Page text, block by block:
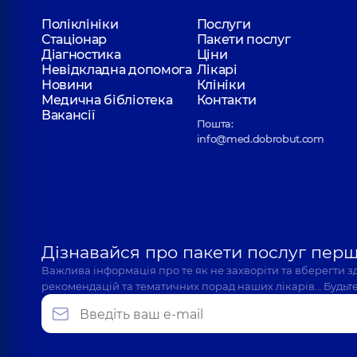
Отоларинголог; Отоларинголог дитячий,
Шукліна Юлія Володимирівна
Олефіренко Надія Миколаївна
Отоларинголог; Отоларинголог дитячий, 5
Поліклініки
Послуги
Стаціонар
Пакети послуг
Діагностика
Ціни
Невідкладна допомога Лікарі
Новини
Клініки
Медична бібліотека
Контакти
Вакансії
Пошта:
info@med.dobrobut.com
Дізнавайся про пакети послуг
Важлива інформація про те як не захворіти та
рекомендацій та тематичних порад наших лікарів…